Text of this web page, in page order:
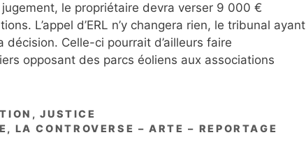
jugement, le propriétaire devra verser 9 000 €
L’appel d’ERL n’y changera rien, le tribunal ayant
décision. Celle-ci pourrait d’ailleurs faire
opposant des parcs éoliens aux associations
,JUSTICE
LA CONTROVERSE – ARTE – REPORTAGE